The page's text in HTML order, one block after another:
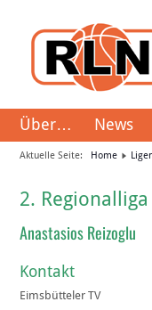
Über… News
Aktuelle Seite: Home
2.
Anastasios Reizoglu
Kontakt
Eimsbütteler TV